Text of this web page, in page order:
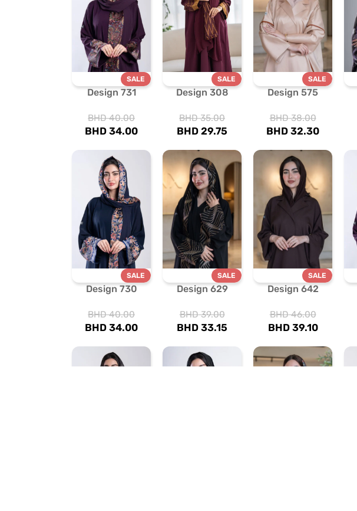
SALE
Design 575
BHD38.00
BHD 32.30
SALE
Design 308
BHD35.00
BHD 29.75
SALE
Design 731
BHD40.00
BHD 34.00
SALE
Design 642
BHD46.00
BHD39.10
SALE
Design 629
BHD39.00
BHD 33.15
SALE
Design 730
BHD40.00
BHD 34.00